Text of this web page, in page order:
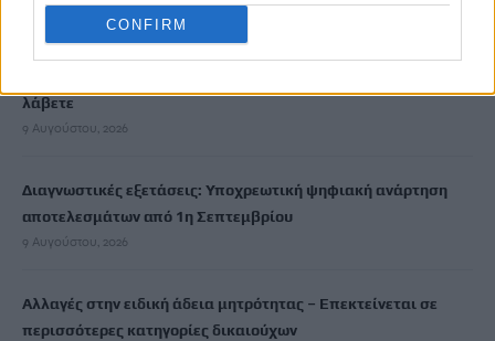
CONFIRM
λάβετε
9 Αυγούστου, 2026
Διαγνωστικές εξετάσεις: Υποχρεωτική ψηφιακή ανάρτηση
αποτελεσμάτων από 1η Σεπτεμβρίου
9 Αυγούστου, 2026
Αλλαγές στην ειδική άδεια μητρότητας – Επεκτείνεται σε
περισσότερες κατηγορίες δικαιούχων